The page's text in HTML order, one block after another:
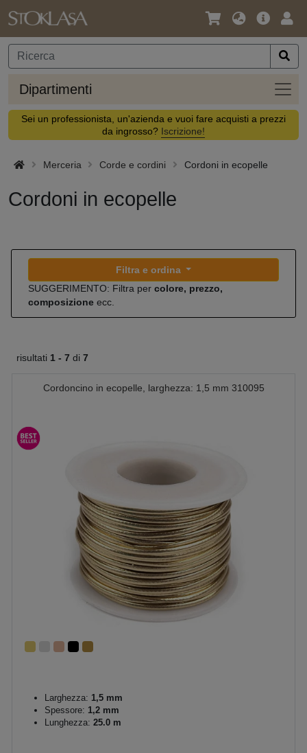
Lingua
Valuta
Offerta
Dipartimenti
Sei un professionista, un'azienda e vuoi fare acquisti a prezzi
da ingrosso? Iscrizione!
Merceria Corde e cordini Cordoni in ecopelle
Cordoni in ecopelle
Filtra e ordina
SUGGERIMENTO: Filtra per colore, prezzo,
composizione ecc.
risultati 1 - 7 di 7
Cordoncino in ecopelle, larghezza: 1,5 mm 310095
Larghezza: 1,5 mm
Spessore: 1,2 mm
Lunghezza: 25.0 m